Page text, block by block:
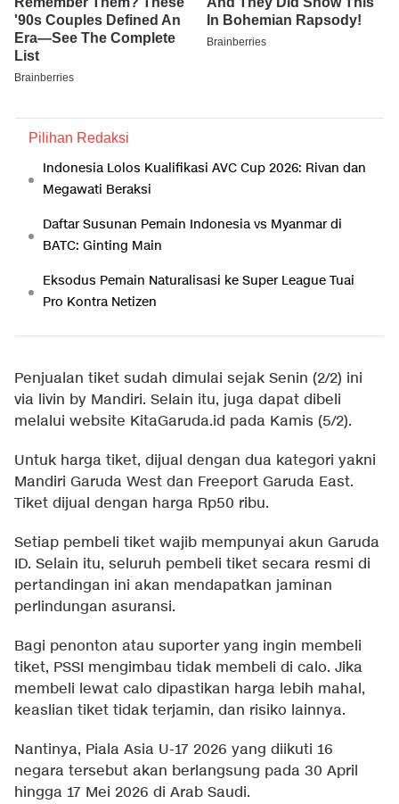
Pilihan Redaksi
Indonesia Lolos Kualifikasi AVC Cup 2026: Rivan dan
Megawati Beraksi
Daftar Susunan Pemain Indonesia vs Myanmar di
BATC: Ginting Main
Eksodus Pemain Naturalisasi ke Super League Tuai
Pro Kontra Netizen
Penjualan tiket sudah dimulai sejak Senin (2/2) ini
via livin by Mandiri. Selain itu, juga dapat dibeli
melalui website KitaGaruda.id pada Kamis (5/2).
Untuk harga tiket, dijual dengan dua kategori yakni
Mandiri Garuda West dan Freeport Garuda East.
Tiket dijual dengan harga Rp50 ribu.
Setiap pembeli tiket wajib mempunyai akun Garuda
ID. Selain itu, seluruh pembeli tiket secara resmi di
pertandingan ini akan mendapatkan jaminan
perlindungan asuransi.
Bagi penonton atau suporter yang ingin membeli
tiket, PSSI mengimbau tidak membeli di calo. Jika
membeli lewat calo dipastikan harga lebih mahal,
keaslian tiket tidak terjamin, dan risiko lainnya.
Nantinya, Piala Asia U-17 2026 yang diikuti 16
negara tersebut akan berlangsung pada 30 April
hingga 17 Mei 2026 di Arab Saudi.